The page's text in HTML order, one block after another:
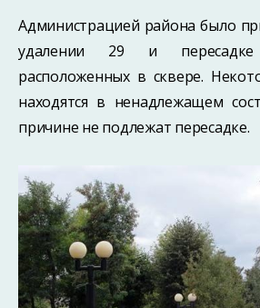
Администрацией района было
удалении 29 и
расположенных в сквере.
находятся в ненадлежащем
причине не подлежат пересадке.